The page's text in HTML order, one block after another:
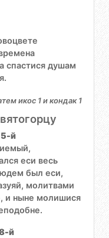
спастися душам
икос 1 и кондак 1
5-й
еси весь
был еси,
молитвами
и ныне молишися
й